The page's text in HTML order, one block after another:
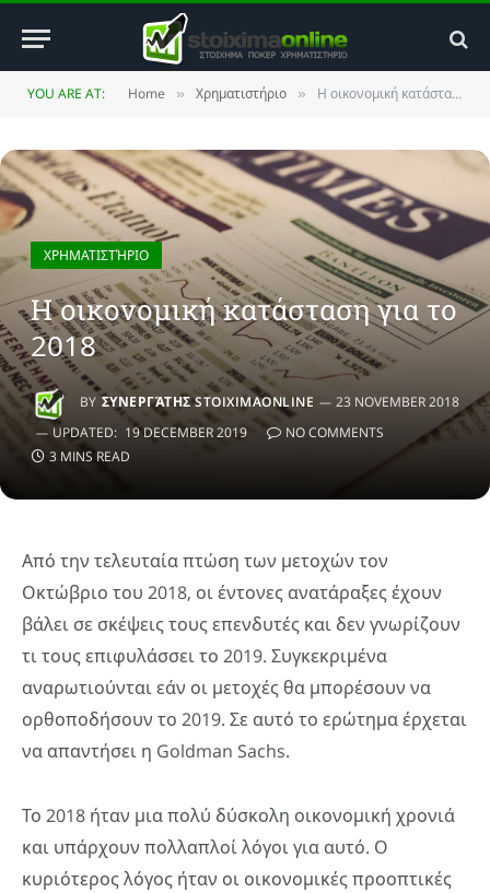
YOU ARE AT: Home » Χρηματιστήριο » Η οικονομική κατάσταση για το 2018
ΧΡΗΜΑΤΙΣΤΉΡΙΟ
Η οικονομική κατάσταση για το
2018
BY ΣΥΝΕΡΓΆΤΗΣ STOIXIMAONLINE
23 NOVEMBER 2018
UPDATED: 19 DECEMBER 2019
NO COMMENTS
3 MINS READ
Από την τελευταία πτώση των μετοχών τον
Οκτώβριο του 2018, οι έντονες ανατάραξες έχουν
βάλει σε σκέψεις τους επενδυτές και δεν γνωρίζουν
τι τους επιφυλάσσει το 2019. Συγκεκριμένα
αναρωτιούνται εάν οι μετοχές θα μπορέσουν να
ορθοποδήσουν το 2019. Σε αυτό το ερώτημα έρχεται
να απαντήσει η Goldman Sachs.
Το 2018 ήταν μια πολύ δύσκολη οικονομική χρονιά
και υπάρχουν πολλαπλοί λόγοι για αυτό. Ο
κυριότερος λόγος ήταν οι οικονομικές προοπτικές